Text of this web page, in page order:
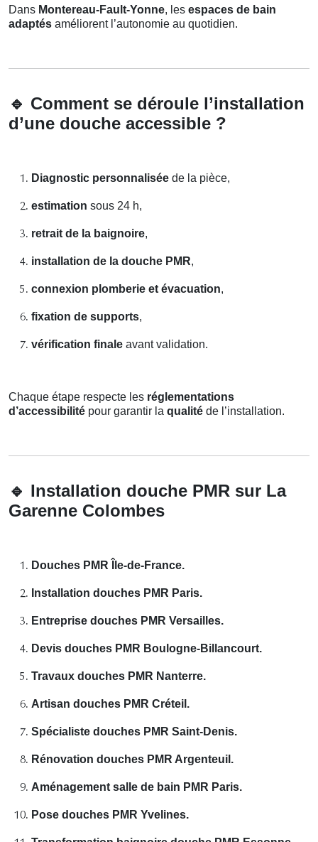
Dans Montereau-Fault-Yonne, les espaces de bain
adaptés améliorent l’autonomie au quotidien.
🔹 Comment se déroule l’installation
d’une douche accessible ?
Diagnostic personnalisée de la pièce,
estimation sous 24 h,
retrait de la baignoire,
installation de la douche PMR,
connexion plomberie et évacuation,
fixation de supports,
vérification finale avant validation.
Chaque étape respecte les réglementations
d’accessibilité pour garantir la qualité de l’installation.
🔹 Installation douche PMR sur La
Garenne Colombes
Douches PMR Île-de-France.
Installation douches PMR Paris.
Entreprise douches PMR Versailles.
Devis douches PMR Boulogne-Billancourt.
Travaux douches PMR Nanterre.
Artisan douches PMR Créteil.
Spécialiste douches PMR Saint-Denis.
Rénovation douches PMR Argenteuil.
Aménagement salle de bain PMR Paris.
Pose douches PMR Yvelines.